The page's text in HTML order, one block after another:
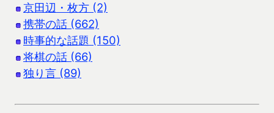
京田辺・枚方 (2)
携帯の話 (662)
時事的な話題 (150)
将棋の話 (66)
独り言 (89)